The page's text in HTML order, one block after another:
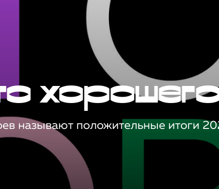
называют положительные итоги